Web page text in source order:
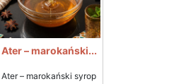
Ater – marokański...
Ater – marokański syrop